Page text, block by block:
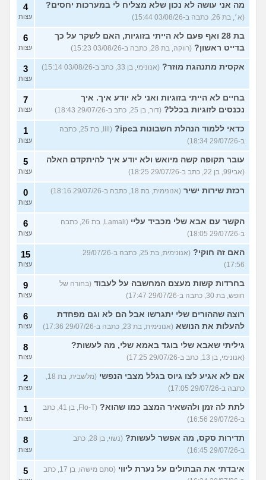
מה אני עושה לא נכון שלא מצליח לי במערכות יחסים?
(א׳, בת 26, כתבה ב-03/08/26 15:44)
4
עצות
בת 28 ואף פעם לא הייתי בזוגיות, האם לשקר על כך
בדייט ראשון? (רווקה, בת 28, כתבה ב-03/08/26 15:23)
6
עצות
אקסית מתנהגת מוזר? (אנונימי, בן 33, כתב ב-03/08/26 15:14) 3
עצות
בחיים לא הייתי בזוגיות ואני לא יודע איך. איך
נכנסים לזוגיות בכלל? (דור, בן 25, כתב ב-29/07/26 18:43)
7
עצות
כדאי ללמוד הנהלת חשבונות בipc?
(lili, בת 25, כתבה
ב-29/07/26 18:34)
1
עצות
עובר תקופה קשה מיואש ולא יודע איך להיתקדם האלה
(אבי99, בן 22, כתב ב-29/07/26 18:25)
5
עצות
רכזת שירות ישיר (אנונימית, בת 18, כתבה ב-29/07/26 18:16) 0
עצות
הקשר עם אבא שלי מכביד עליי
(Lamali, בת 26, כתבה
ב-29/07/26 18:05)
6
עצות
האם זה חוקי?
(אנונימית, בת 25, כתבה ב-29/07/26
17:56)
15
עצות
בחרדות קשות מעצם המחשבה על לעבוד (בחורה של
חופש, בת 30, כתבה ב-29/07/26 17:47)
9
עצות
רוצה שההורים שלי יתגרשו אבל הם לא וגם מפחדת
להעלות את הנושא (אנונימית, בת 23, כתבה ב-29/07/26 17:36)
6
עצות
גיליתי שאבא שלי בוגד באמא שלי, מה לעשות?
(אנונימי, בן 13, כתב ב-29/07/26 17:25)
8
עצות
אם לא אגיע לצו גיוס בגלל מצבי הנפשי
(מלשבית, בת 18,
כתבה ב-29/07/26 17:05)
2
עצות
לתת לה זמן ולהשאיר המצב כמו שהוא?
(Flo-T, בן 41, כתב
ב-29/07/26 16:56)
1
עצות
תדירות סקס, מה אפשר לעשות?
(נשוי, בן 28, כתב
ב-29/07/26 16:45)
8
עצות
איבדתי את הבתולים על נערת ליווי
(סתם מישהו, בן 17, כתב
5